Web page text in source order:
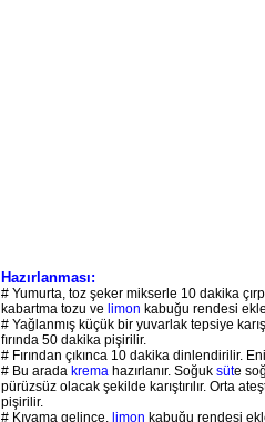
Hazırlanması:
# Yumurta, toz şeker mikserle 10 dakika
kabartma tozu ve limon kabuğu rendesi
# Yağlanmış küçük bir yuvarlak tepsiye
fırında 50 dakika pişirilir.
# Fırından çıkınca 10 dakika dinlendirilir.
# Bu arada krema hazırlanır. Soğuk süte
pürüzsüz olacak şekilde karıştırılır. Orta
pişirilir.
# Kıvama gelince, limon kabuğu rendesi